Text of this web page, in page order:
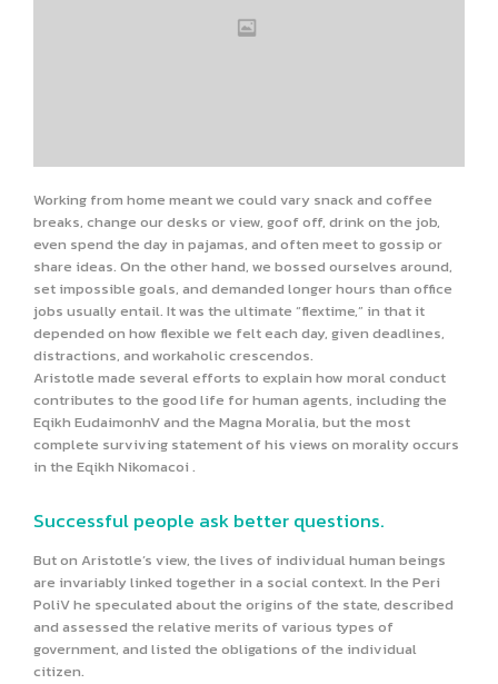
Working from home meant we could vary snack and coffee
breaks, change our desks or view, goof off, drink on the job,
even spend the day in pajamas, and often meet to gossip or
share ideas. On the other hand, we bossed ourselves around,
set impossible goals, and demanded longer hours than office
jobs usually entail. It was the ultimate “flextime,” in that it
depended on how flexible we felt each day, given deadlines,
distractions, and workaholic crescendos.
Aristotle made several efforts to explain how moral conduct
contributes to the good life for human agents, including the
Eqikh EudaimonhV and the Magna Moralia, but the most
complete surviving statement of his views on morality occurs
in the Eqikh Nikomacoi .
Successful people ask better questions.
But on Aristotle’s view, the lives of individual human beings
are invariably linked together in a social context. In the Peri
PoliV he speculated about the origins of the state, described
and assessed the relative merits of various types of
government, and listed the obligations of the individual
citizen.